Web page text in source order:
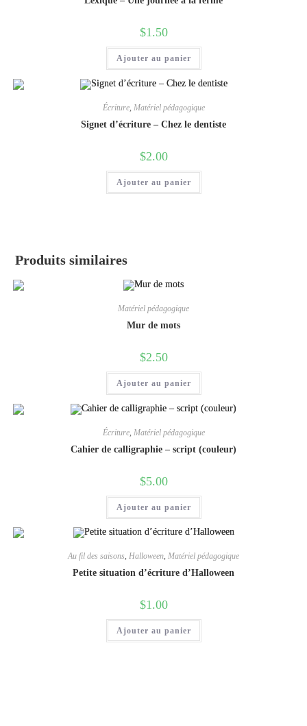
$1.50
Ajouter au panier
Écriture, Matériel pédagogique
Signet d’écriture – Chez le dentiste
$2.00
Ajouter au panier
Produits similaires
Matériel pédagogique
Mur de mots
$2.50
Ajouter au panier
Écriture, Matériel pédagogique
Cahier de calligraphie – script (couleur)
$5.00
Ajouter au panier
Au fil des saisons, Halloween, Matériel pédagogique
Petite situation d’écriture d’Halloween
$1.00
Ajouter au panier